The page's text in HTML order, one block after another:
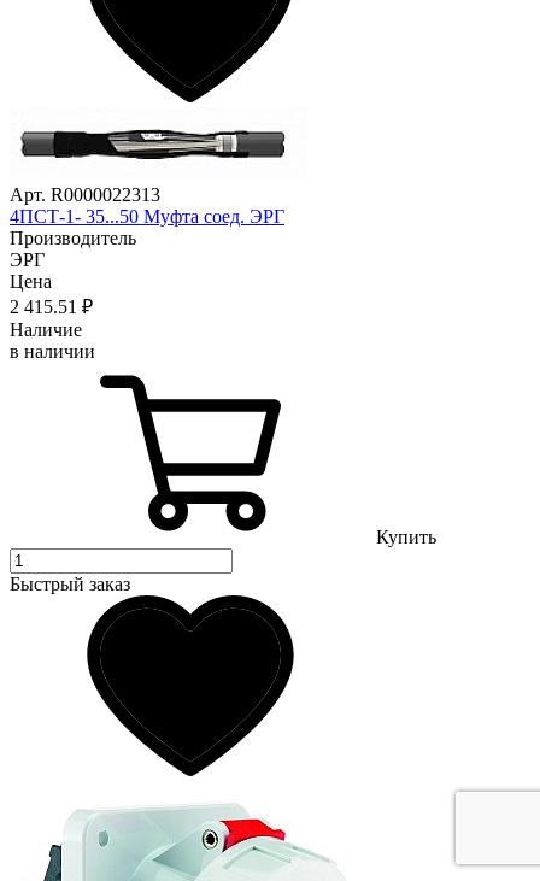
Арт. R0000022313
4ПСТ-1- 35...50 Муфта соед. ЭРГ
Производитель
ЭРГ
Цена
2 415.51 ₽
Наличие
в наличии
Купить
Быстрый заказ